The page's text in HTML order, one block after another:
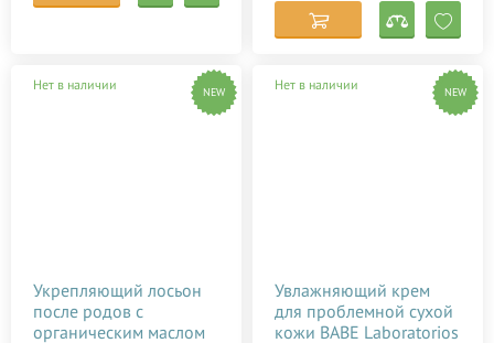
Нет в наличии NEW
Укрепляющий лосьон
после родов с
органическим маслом
Нет в наличии NEW
Увлажняющий крем
для проблемной сухой
кожи BABE Laboratorios